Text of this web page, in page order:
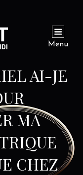
Menu
AI-JE
MA
CHEZ